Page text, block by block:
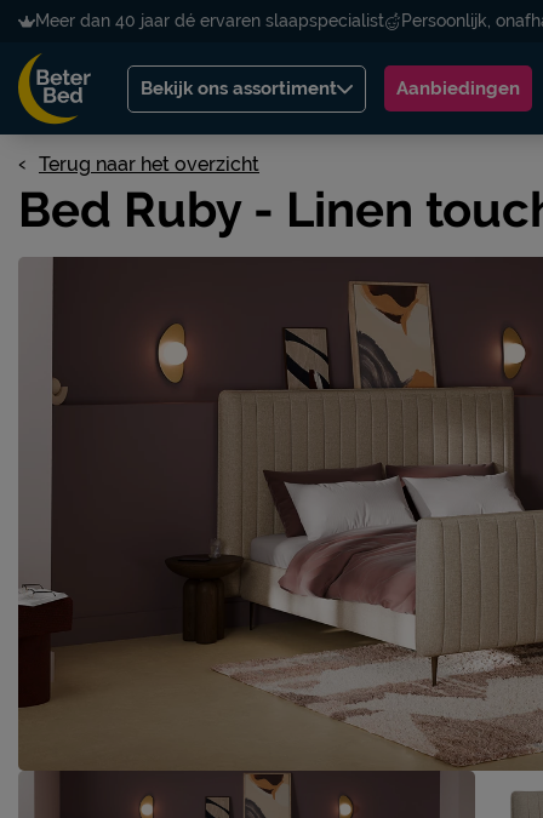
Meer dan 40 jaar dé ervaren slaapspecialist Persoonlijk,
Bekijk ons assortiment Aanbiedingen
Terug naar het overzicht
Bed Ruby - Linen